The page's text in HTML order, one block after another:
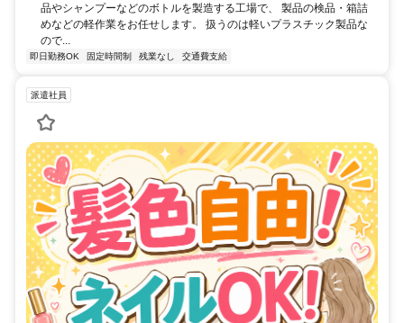
品やシャンプーなどのボトルを製造する工場で、 製品の検品・箱詰
めなどの軽作業をお任せします。 扱うのは軽いプラスチック製品な
ので...
即日勤務OK 固定時間制 残業なし 交通費支給
派遣社員